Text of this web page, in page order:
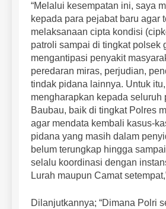
“Melalui kesempatan ini, saya
kepada para pejabat baru agar
melaksanaan cipta kondisi
patroli sampai di tingkat polsek
mengantipasi penyakit
peredaran miras, perjudian,
tindak pidana lainnya. Untuk
mengharapkan kepada seluruh
Baubau, baik di tingkat Polres
agar mendata kembali kasus-
pidana yang masih dalam
belum terungkap hingga
selalu koordinasi dengan
Lurah maupun Camat
Dilanjutkannya; “Dimana Polri